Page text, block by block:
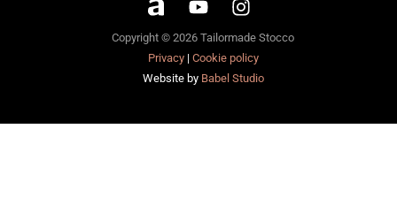
Copyright © 2026 Tailormade Stocco
Privacy| Cookie policy
Website by Babel Studio